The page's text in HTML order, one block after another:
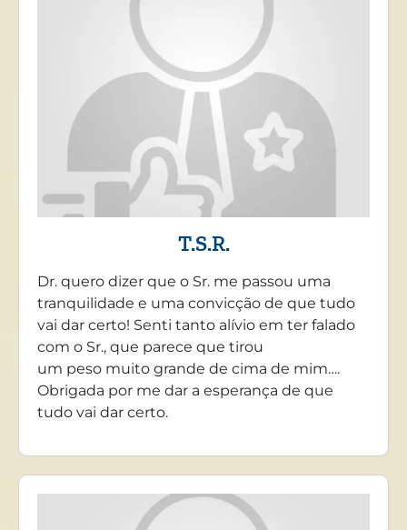
T.S.R.
Dr. quero dizer que o Sr. me passou uma
tranquilidade e uma convicção de que tudo
vai dar certo! Senti tanto alívio em ter falado
com o Sr., que parece que tirou
um peso muito grande de cima de mim….
Obrigada por me dar a esperança de que
tudo vai dar certo.